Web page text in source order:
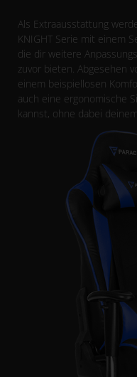
Als Extraausstattung
KNIGHT Serie mit einem
die dir weitere
zuvor bieten. Abgesehen
einem beispiellosen
auch eine ergonomische
kannst, ohne dabei